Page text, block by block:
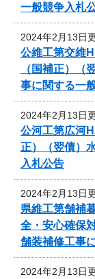
一般競争入札
2024年2月13日
公維工第交維
（国補正）
事に関する一
2024年2月13日
公河工第広河
正）（翌債）
入札公告
2024年2月13日
県維工第舗補
全・安心確保
舗装補修工事
2024年2月13日